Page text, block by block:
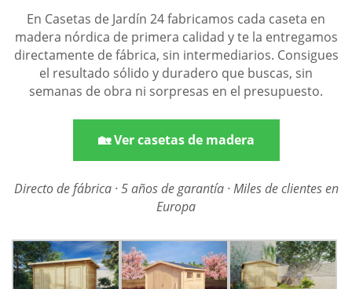
En Casetas de Jardín 24 fabricamos cada caseta en
madera nórdica de primera calidad y te la entregamos
directamente de fábrica, sin intermediarios. Consigues
el resultado sólido y duradero que buscas, sin
semanas de obra ni sorpresas en el presupuesto.
🏡 Ver casetas de madera
Directo de fábrica · 5 años de garantía · Miles de clientes en
Europa